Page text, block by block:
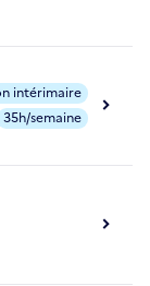
intérimaire
35h/semaine